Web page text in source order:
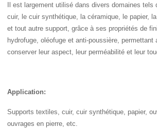
Il est largement utilisé dans divers domaines tels
cuir, le cuir synthétique, la céramique, le papier,
et tout autre support, grâce à ses propriétés de
hydrofuge, oléofuge et anti-poussière, permettant
conserver leur aspect, leur perméabilité et leur
Application:
Supports textiles, cuir, cuir synthétique, papier,
ouvrages en pierre, etc.